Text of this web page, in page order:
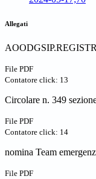
Allegati
File PDF
Contatore click: 13
Circolare n. 349
File PDF
Contatore click: 14
nomina Team
File PDF